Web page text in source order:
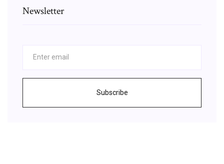
Newsletter
Subscribe